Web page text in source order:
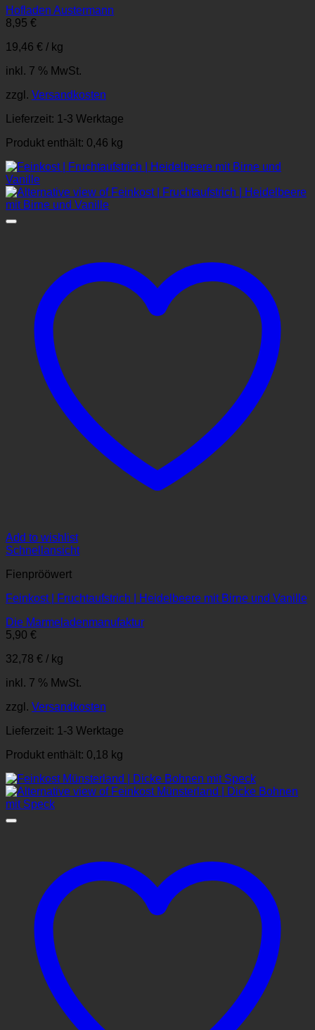
Hofladen Austermann
8,95 €
19,46 € / kg
inkl. 7 % MwSt.
zzgl. Versandkosten
Lieferzeit: 1-3 Werktage
Produkt enthält: 0,46 kg
Add to wishlist
Schnellansicht
Fienprööwert
Feinkost | Fruchtaufstrich | Heidelbeere mit Birne und Vanille
Die Marmeladenmanufaktur
5,90 €
32,78 € / kg
inkl. 7 % MwSt.
zzgl. Versandkosten
Lieferzeit: 1-3 Werktage
Produkt enthält: 0,18 kg